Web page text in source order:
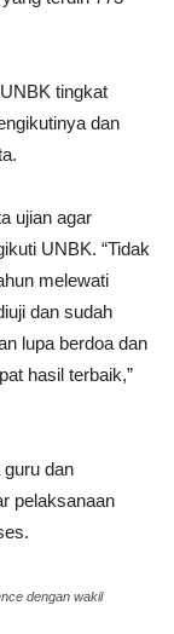
tingkat
dan
ujian agar
UNBK. “Tidak
melewati
dan sudah
lupa berdoa dan
hasil terbaik,”
guru dan
pelaksanaan
dengan wakil